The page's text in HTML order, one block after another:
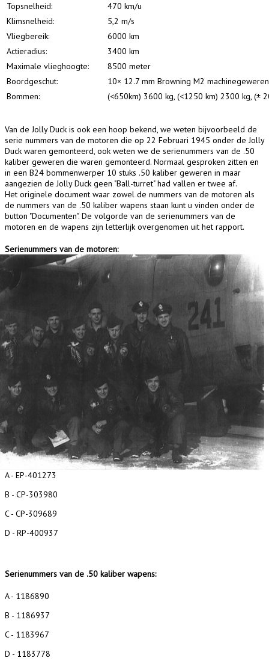
Topsnelheid:
470 km/u
Klimsnelheid:
5,2 m/s
Vliegbereik:
6000 km
Actieradius:
3400 km
Maximale vlieghoogte:
8500 meter
Boordgeschut:
10× 12.7 mm Browning M2
Bommen:
(<650km) 3600 kg, (<1250 km) 2300 kg, (±
Van de Jolly Duck is ook een hoop bekend, we weten bijvoorbeeld de
serie nummers van de motoren die op 22 Februari 1945 onder de Jolly
Duck waren gemonteerd, ook weten we de serienummers van de .50
kaliber geweren die waren gemonteerd. Normaal gesproken zitten en
in een B24 bommenwerper 10 stuks .50 kaliber geweren in maar
aangezien de Jolly Duck geen "Ball-turret" had vallen er twee af.
Het originele document waar zowel de nummers van de motoren als
de nummers van de .50 kaliber wapens staan kunt u vinden onder de
button "Documenten". De volgorde van de serienummers van de
motoren en de wapens zijn letterlijk overgenomen uit het rapport.
Serienummers van de motoren:
A - EP-401273
B - CP-303980
C - CP-309689
D - RP-400937
Serienummers van de .50 kaliber wapens:
A - 1186890
B - 1186937
C - 1183967
D - 1183778